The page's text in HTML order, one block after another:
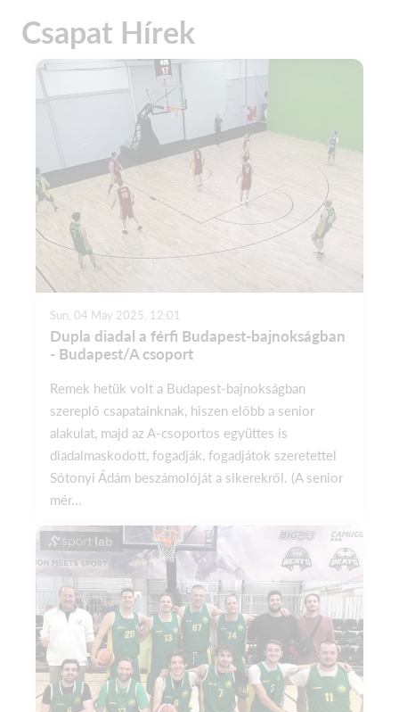
Csapat Hírek
Sun, 04 May 2025, 12:01
Dupla diadal a férfi Budapest-bajnokságban
- Budapest/A csoport
Remek hetük volt a Budapest-bajnokságban
szereplő csapatainknak, hiszen előbb a senior
alakulat, majd az A-csoportos együttes is
diadalmaskodott, fogadják, fogadjátok szeretettel
Sótonyi Ádám beszámolóját a sikerekről. (A senior
mér...